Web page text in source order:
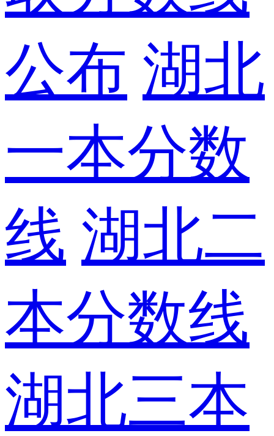
公布 湖北
一本分数
线 湖北二
本分数线
湖北三本